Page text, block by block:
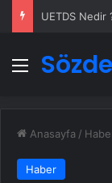
Menü
Anasayfa /
Haber